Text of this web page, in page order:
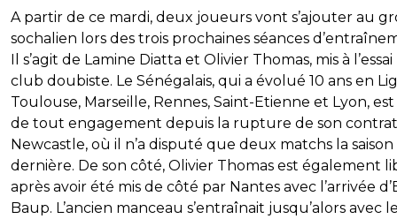
A partir de ce mardi, deux joueurs vont s’ajouter au
sochalien lors des trois prochaines séances
Il s’agit de Lamine Diatta et Olivier Thomas, mis à
club doubiste. Le Sénégalais, qui a évolué 10 ans en
Toulouse, Marseille, Rennes, Saint-Etienne et Lyon,
de tout engagement depuis la rupture de son
Newcastle, où il n’a disputé que deux matchs la saison
dernière. De son côté, Olivier Thomas est également
après avoir été mis de côté par Nantes avec l’arrivée
Baup. L’ancien manceau s’entraînait jusqu’alors avec